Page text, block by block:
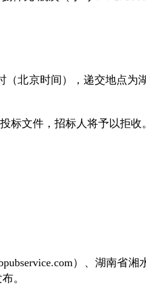
北京时间），递交地点
标文件，招标人将予以拒收。
）、湖南省
。